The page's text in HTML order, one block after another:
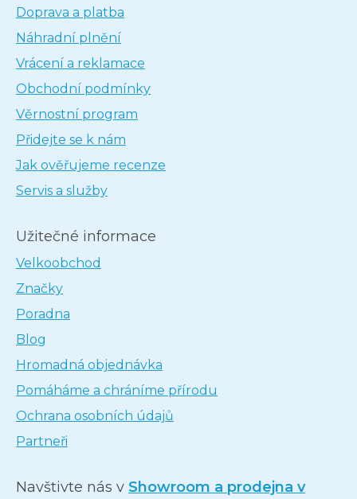
Doprava a platba
Náhradní plnění
Vrácení a reklamace
Obchodní podmínky
Věrnostní program
Přidejte se k nám
Jak ověřujeme recenze
Servis a služby
Užitečné informace
Velkoobchod
Značky
Poradna
Blog
Hromadná objednávka
Pomáháme a chráníme přírodu
Ochrana osobních údajů
Partneři
Navštivte nás v Showroom a prodejna v